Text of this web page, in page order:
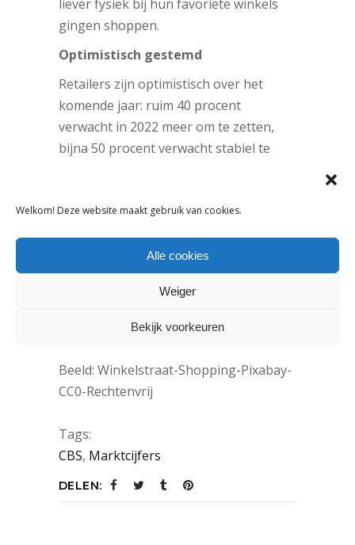
Welkom! Deze website maakt gebruik van cookies.
Alle cookies
Weiger
Bekijk voorkeuren
liever fysiek bij hun favoriete winkels
gingen shoppen.
Optimistisch gestemd
Retailers zijn optimistisch over het
komende jaar: ruim 40 procent
verwacht in 2022 meer om te zetten,
bijna 50 procent verwacht stabiel te
één op de vijf ondernemers aan het
komende jaar waarschijnlijk het
personeelsbestand te gaan uitbreiden
en denkt bijna 14 procent meer te
zullen investeren. Ook verwachten
meer detaillisten dan voorheen dat de
Beeld: Winkelstraat-Shopping-Pixabay-
CC0-Rechtenvrij
Tags:
CBS, Marktcijfers
DELEN: